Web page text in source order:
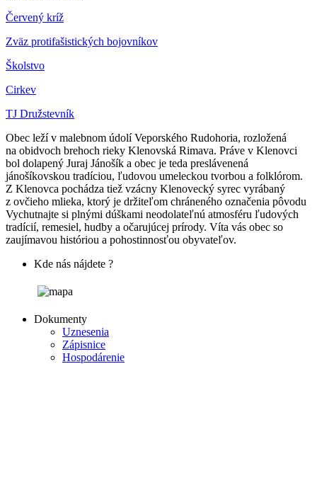
Červený kríž
Zväz protifašistických bojovníkov
Školstvo
Cirkev
TJ Družstevník
Obec leží v malebnom údolí Veporského Rudohoria, rozložená
na obidvoch brehoch rieky Klenovská Rimava. Práve v Klenovci
bol dolapený Juraj Jánošík a obec je teda preslávenená
jánošíkovskou tradíciou, ľudovou umeleckou tvorbou a folklórom.
Z Klenovca pochádza tiež vzácny Klenovecký syrec vyrábaný
z ovčieho mlieka, ktorý je držiteľom chráneného označenia pôvodu
Vychutnajte si plnými dúškami neodolateľnú atmosféru ľudových
tradícií, remesiel, hudby a očarujúcej prírody. Víta vás obec so
zaujímavou históriou a pohostinnosťou obyvateľov.
Kde nás nájdete ?
Dokumenty
Uznesenia
Zápisnice
Hospodárenie